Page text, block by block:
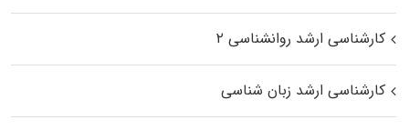
کارشناسی ارشد روانشناسی ۲
کارشناسی ارشد زبان شناسی